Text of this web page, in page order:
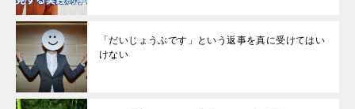
「だいじょうぶです」という返事を真に受けてはい
けない